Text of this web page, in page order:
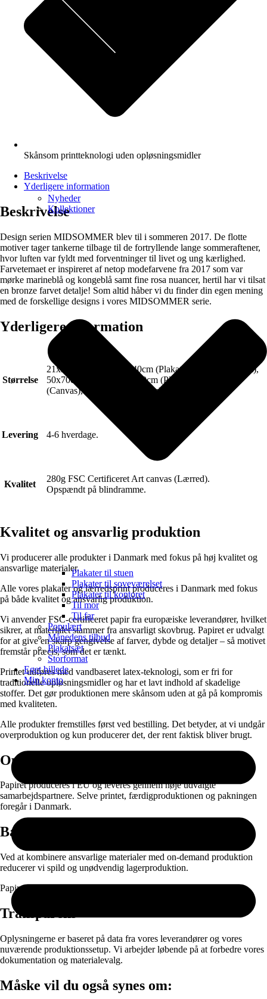
Nyheder
Kollektioner
Plakater til stuen
Plakater til soveværelset
Plakater til kontoret
Til mor
Til far
Populært
Månedens tilbud
Plakatsæt
Storformat
Eget billede
Min konto
Skånsom printteknologi uden opløsningsmidler
Beskrivelse
Yderligere information
Beskrivelse
Design serien MIDSOMMER blev til i sommeren 2017. De flotte
motiver tager tankerne tilbage til de fortryllende lange sommeraftener,
hvor luften var fyldt med forventninger til livet og ung kærlighed.
Farvetemaet er inspireret af netop modefarvene fra 2017 som var
mørke marineblå og kongeblå samt fine rosa nuancer, hertil har vi tilsat
en bronze farvet detalje! Som altid håber vi du finder din egen mening
med de forskellige designs i vores MIDSOMMER serie.
Yderligere information
Størrelse
21x30cm (Plakat), 30x40cm (Plakat), 40x50cm (Plakat),
50x70cm (Plakat), 70x100cm (Plakat), 50x70cm
(Canvas), 70x100cm (Canvas)
Levering 4-6 hverdage.
Kvalitet
280g FSC Certificeret Art canvas (Lærred).
Opspændt på blindramme.
Kvalitet og ansvarlig produktion
Vi producerer alle produkter i Danmark med fokus på høj kvalitet og
ansvarlige materialer.
Alle vores plakater og lærredsprint produceres i Danmark med fokus
på både kvalitet og ansvarlig produktion.
Vi anvender FSC-certificeret papir fra europæiske leverandører, hvilket
sikrer, at materialet stammer fra ansvarligt skovbrug. Papiret er udvalgt
for at give en skarp gengivelse af farver, dybde og detaljer – så motivet
fremstår præcis, som det er tænkt.
Printet udføres med vandbaseret latex-teknologi, som er fri for
traditionelle opløsningsmidler og har et lavt indhold af skadelige
stoffer. Det gør produktionen mere skånsom uden at gå på kompromis
med kvaliteten.
Alle produkter fremstilles først ved bestilling. Det betyder, at vi undgår
overproduktion og kun producerer det, der rent faktisk bliver brugt.
Oprindelse
Papiret produceres i EU og leveres gennem nøje udvalgte
samarbejdspartnere. Selve printet, færdigproduktionen og pakningen
foregår i Danmark.
Bæredygtighed
Ved at kombinere ansvarlige materialer med on-demand produktion
reducerer vi spild og unødvendig lagerproduktion.
Papir og emballage kan sorteres til genanvendelse efter brug.
Transparens
Oplysningerne er baseret på data fra vores leverandører og vores
nuværende produktionssetup. Vi arbejder løbende på at forbedre vores
dokumentation og materialevalg.
Måske vil du også synes om: